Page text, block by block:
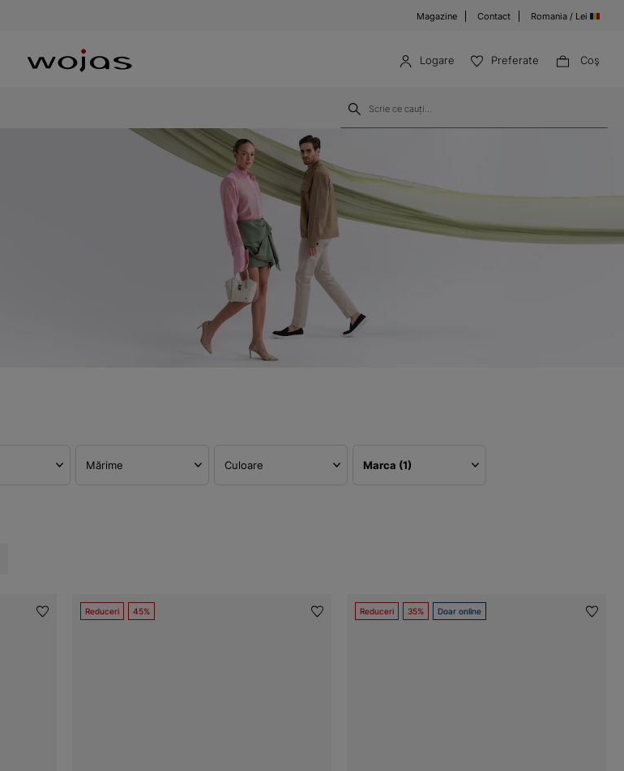
Magazine Contact Romania / Lei
Logare Preferate Coş
Mărime Culoare Marca (1)
Reduceri 45% Reduceri 35% Doar online